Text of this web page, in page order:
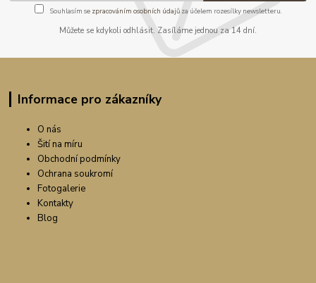
Souhlasím se zpracováním osobních údajůza účelem rozesílky newsletteru.
Můžete se kdykoli odhlásit. Zasíláme jednou za 14 dní.
Informace pro zákazníky
O nás
Šití na míru
Obchodní podmínky
Ochrana soukromí
Fotogalerie
Kontakty
Blog